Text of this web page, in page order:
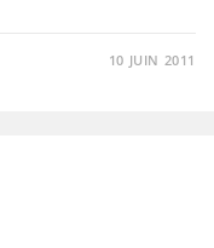
10 JUIN 2011